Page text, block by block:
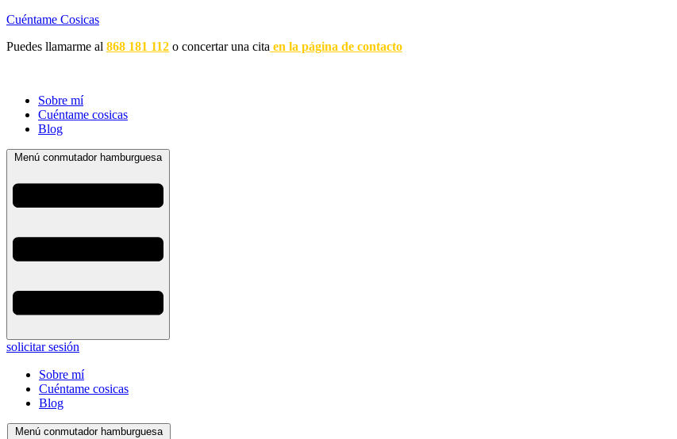
Cuéntame Cosicas
Puedes llamarme al 868 181 112 o concertar una cita en la página de contacto
Sobre mí
Cuéntame cosicas
Blog
Menú conmutador hamburguesa
solicitar sesión
Sobre mí
Cuéntame cosicas
Blog
Menú conmutador hamburguesa